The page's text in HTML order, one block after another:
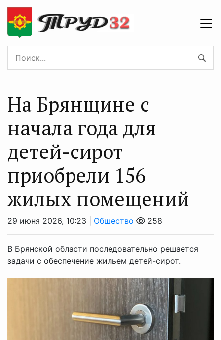
На Брянщине с
начала года для
детей-сирот
приобрели 156
жилых помещений
29 июня 2026, 10:23 | Общество 258
В Брянской области последовательно решается
задачи с обеспечение жильем детей-сирот.